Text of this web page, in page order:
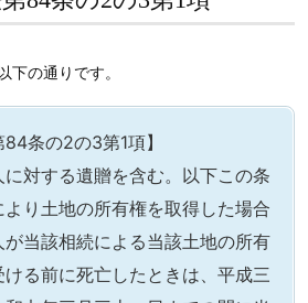
下の通りです。
条の2の3第1項】
対する遺贈を含む。以下この条
り土地の所有権を取得した場合
当該相続による当該土地の所有
る前に死亡したときは、平成三